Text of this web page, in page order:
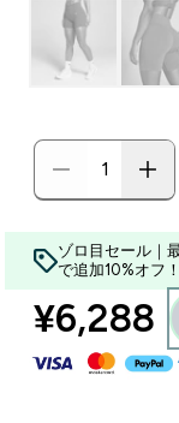
ゾロ目セール｜
で追加10%オフ！
¥6,288‎